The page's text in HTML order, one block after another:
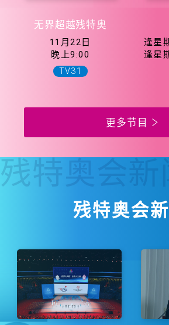
无界超越残特奥
11月22日
晚上9:00
TV31
逢星
逢星
更多节目
残特奥会
残特奥会